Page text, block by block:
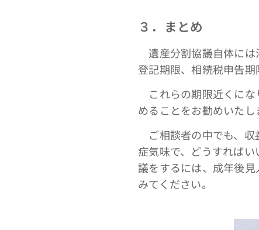
３．まとめ
遺産分割協議自体には
登記期限、相続税申告期
これらの期限近くにな
めることをお勧めいたし
ご相談者の中でも、収
症気味で、どうすれば
議をするには、成年後
みてください。